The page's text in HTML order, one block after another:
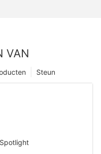
VAN
Steun